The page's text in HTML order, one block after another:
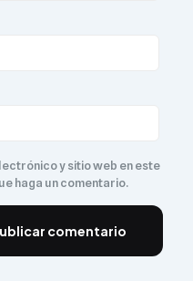
y sitio web en este
haga un comentario.